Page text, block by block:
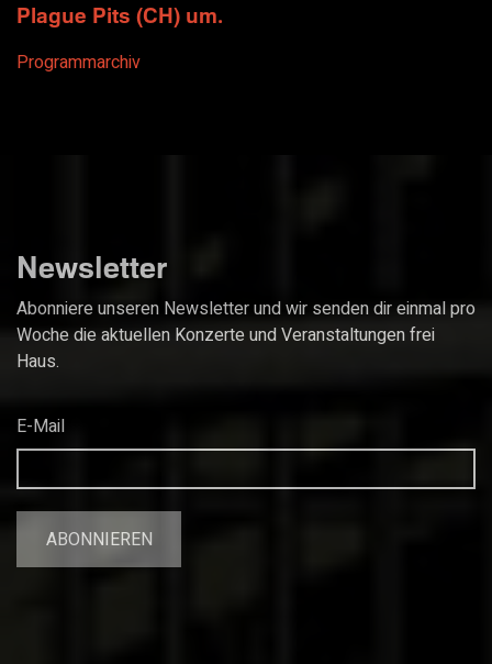
Plague Pits (CH) um.
Programmarchiv
Newsletter
Abonniere unseren Newsletter und wir senden dir einmal pro
Woche die aktuellen Konzerte und Veranstaltungen frei
Haus.
E-Mail